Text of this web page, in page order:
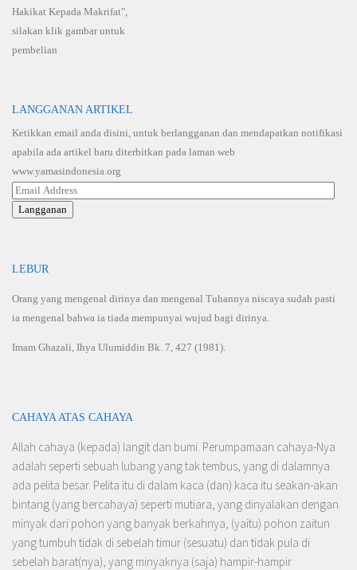
Hakikat Kepada Makrifat",
silakan klik gambar untuk
pembelian
LANGGANAN ARTIKEL
Ketikkan email anda disini, untuk berlangganan dan mendapatkan notifikasi
apabila ada artikel baru diterbitkan pada laman web
www.yamasindonesia.org
Email
Address
Langganan
LEBUR
Orang yang mengenal dirinya dan mengenal Tuhannya niscaya sudah pasti
ia mengenal bahwa ia tiada mempunyai wujud bagi dirinya.
Imam Ghazali, Ihya Ulumiddin Bk. 7, 427 (1981).
CAHAYA ATAS CAHAYA
Allah cahaya (kepada) langit dan bumi. Perumpamaan cahaya-Nya
adalah seperti sebuah lubang yang tak tembus, yang di dalamnya
ada pelita besar. Pelita itu di dalam kaca (dan) kaca itu seakan-akan
bintang (yang bercahaya) seperti mutiara, yang dinyalakan dengan
minyak dari pohon yang banyak berkahnya, (yaitu) pohon zaitun
yang tumbuh tidak di sebelah timur (sesuatu) dan tidak pula di
sebelah barat(nya), yang minyaknya (saja) hampir-hampir